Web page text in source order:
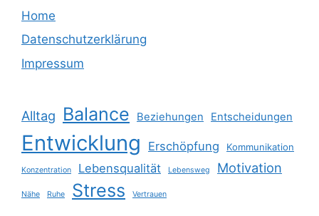
Home
Datenschutzerklärung
Impressum
Alltag Balance Beziehungen Entscheidungen
Entwicklung Erschöpfung Kommunikation
Konzentration Lebensqualität Lebensweg Motivation
Nähe Ruhe Stress Vertrauen